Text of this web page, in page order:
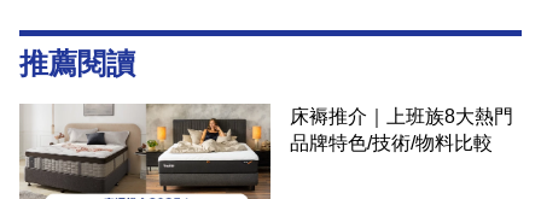
推薦閱讀
床褥推介｜上班族8大熱門
品牌特色/技術/物料比較